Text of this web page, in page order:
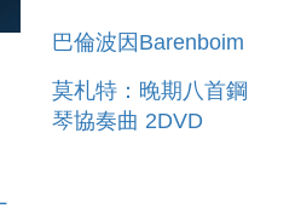
巴倫波因Barenboim
莫札特：晚期八首鋼
琴協奏曲 2DVD